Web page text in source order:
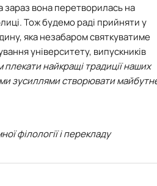
зараз вона перетворилась на
Тож будемо раді прийняти у
яка незабаром святкуватиме
університету, випускників
найкращі традиції наших
зусиллями створювати
філології і перекладу